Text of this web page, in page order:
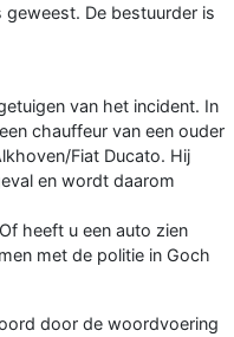
De bestuurder is
van het incident. In
chauffeur van een ouder
Fiat Ducato. Hij
en wordt daarom
heeft u een auto zien
met de politie in Goch
door de woordvoering